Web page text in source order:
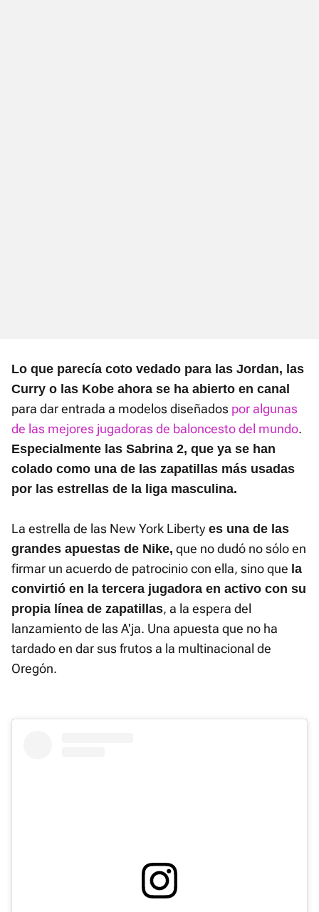
Lo que parecía coto vedado para las Jordan, las
Curry o las Kobe ahora se ha abierto en canal
para dar entrada a modelos diseñados por algunas
de las mejores jugadoras de baloncesto del mundo.
Especialmente las Sabrina 2, que ya se han
colado como una de las zapatillas más usadas
por las estrellas de la liga masculina.
La estrella de las New York Liberty es una de las
grandes apuestas de Nike, que no dudó no sólo en
firmar un acuerdo de patrocinio con ella, sino que la
convirtió en la tercera jugadora en activo con su
propia línea de zapatillas, a la espera del
lanzamiento de las A'ja. Una apuesta que no ha
tardado en dar sus frutos a la multinacional de
Oregón.